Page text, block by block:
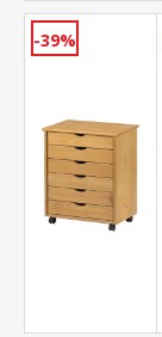
-39%